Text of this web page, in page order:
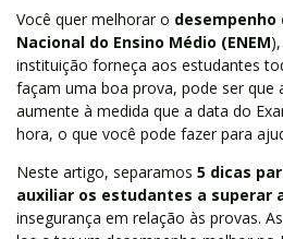
Você quer melhorar o desempenho
Nacional do Ensino Médio (ENEM
instituição forneça aos estudantes
façam uma boa prova, pode ser que
aumente à medida que a data do
hora, o que você pode fazer para
Neste artigo, separamos 5 dicas
auxiliar os estudantes a superar
insegurança em relação às provas.